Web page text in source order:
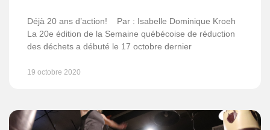
Déjà 20 ans d’action! Par : Isabelle Dominique Kroeh
La 20e édition de la Semaine québécoise de réduction
des déchets a débuté le 17 octobre dernier
19 octobre 2020